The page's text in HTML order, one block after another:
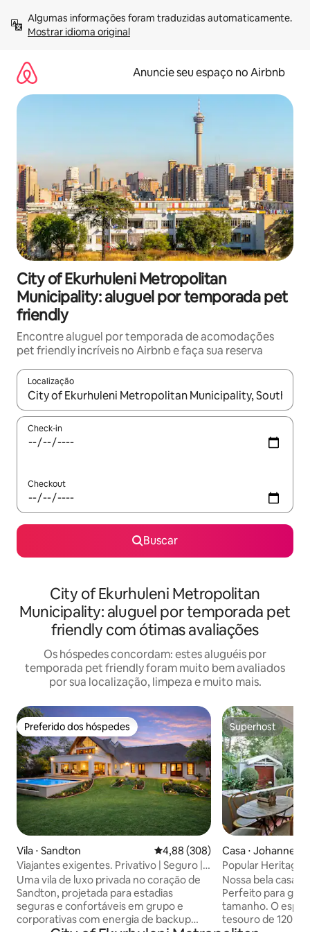
para
Mostrar idioma original
Anuncie seu espaço no Airbnb
City of Ekurhuleni Metropolitan
Municipality: aluguel por temporada pet
friendly
Encontre aluguel por temporada de acomodações
pet friendly incríveis no Airbnb e faça sua reserva
Localização
Quando os resultados estiverem disponíveis, explore-os
Check-in
Checkout
Buscar
City of Ekurhuleni Metropolitan
Municipality: aluguel por temporada pet
friendly com ótimas avaliações
Os hóspedes concordam: estes aluguéis por
temporada pet friendly foram muito bem avaliados
por sua localização, limpeza e muito mais.
Preferido dos hóspedes
Preferido dos hóspedes
Vila ⋅ Sandton 4,88 de uma avaliação média de
4,88 (308)
Viajantes exigentes. Privativo | Seguro |
Tranquilo
Uma vila de luxo privada no coração de
Sandton, projetada para estadias
seguras e confortáveis em grupo e
corporativas com energia de backup
Superhost
Superhost
Casa ⋅
Popular Heritage
segura!
Nossa bela casa
Perfeito para
tamanho. O
tesouro de 120